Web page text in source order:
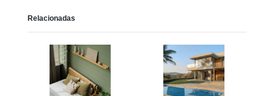
Relacionadas